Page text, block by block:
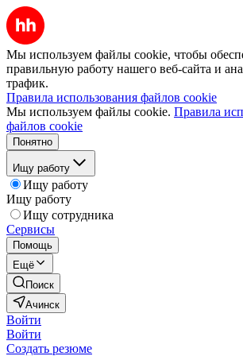
Мы используем файлы cookie, чтобы
правильную работу нашего веб-сайта и
трафик.
Правила использования файлов cookie
Мы используем файлы cookie. Правила
файлов cookie
Понятно
Ищу работу
Ищу работу
Ищу работу
Ищу сотрудника
Сервисы
Помощь
Ещё
Поиск
Ачинск
Войти
Войти
Создать резюме